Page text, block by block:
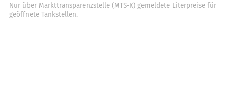
Nur über Markttransparenzstelle (MTS-K) gemeldete Literpreise für
geöffnete Tankstellen.